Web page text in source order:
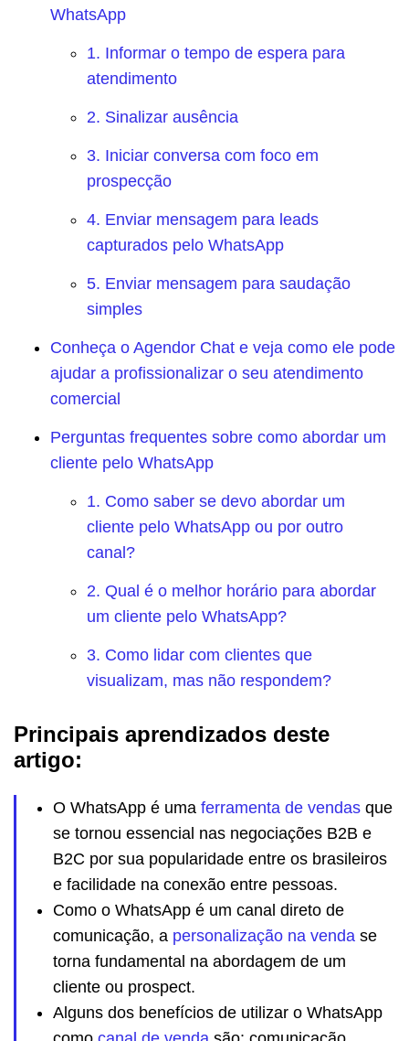
WhatsApp
1. Informar o tempo de espera para
atendimento
2. Sinalizar ausência
3. Iniciar conversa com foco em
prospecção
4. Enviar mensagem para leads
capturados pelo WhatsApp
5. Enviar mensagem para saudação
simples
Conheça o Agendor Chat e veja como ele pode
ajudar a profissionalizar o seu atendimento
comercial
Perguntas frequentes sobre como abordar um
cliente pelo WhatsApp
1. Como saber se devo abordar um
cliente pelo WhatsApp ou por outro
canal?
2. Qual é o melhor horário para abordar
um cliente pelo WhatsApp?
3. Como lidar com clientes que
visualizam, mas não respondem?
Principais aprendizados deste
artigo:
O WhatsApp é uma ferramenta de vendas que
se tornou essencial nas negociações B2B e
B2C por sua popularidade entre os brasileiros
e facilidade na conexão entre pessoas.
Como o WhatsApp é um canal direto de
comunicação, a personalização na venda se
torna fundamental na abordagem de um
cliente ou prospect.
Alguns dos benefícios de utilizar o WhatsApp